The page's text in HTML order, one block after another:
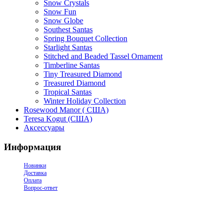
Snow Crystals
Snow Fun
Snow Globe
Southest Santas
Spring Bouquet Collection
Starlight Santas
Stitched and Beaded Tassel Ornament
Timberline Santas
Tiny Treasured Diamond
Treasured Diamond
Tropical Santas
Winter Holiday Collection
Rosewood Manor ( США)
Teresa Kogut (США)
Аксессуары
Информация
Новинки
Доставка
Оплата
Вопрос-ответ